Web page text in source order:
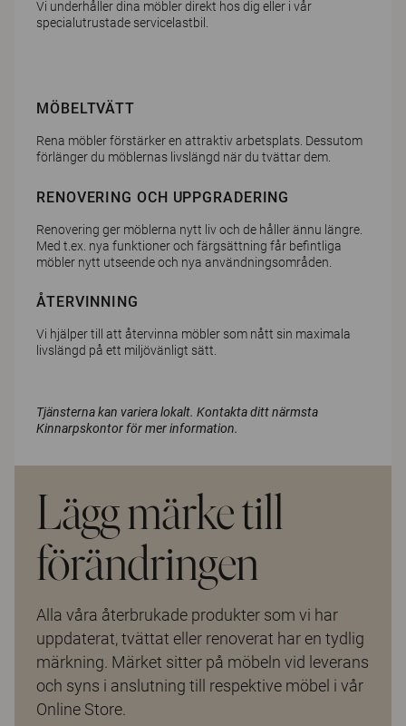
Vi underhåller dina möbler direkt hos dig eller i vår
specialutrustade servicelastbil.
MÖBELTVÄTT
Rena möbler förstärker en attraktiv arbetsplats. Dessutom
förlänger du möblernas livslängd när du tvättar dem.
RENOVERING OCH UPPGRADERING
Renovering ger möblerna nytt liv och de håller ännu längre.
Med t.ex. nya funktioner och färgsättning får befintliga
möbler nytt utseende och nya användningsområden.
ÅTERVINNING
Vi hjälper till att återvinna möbler som nått sin maximala
livslängd på ett miljövänligt sätt.
Tjänsterna kan variera lokalt. Kontakta ditt närmsta
Kinnarpskontor för mer information.
Lägg märke till
förändringen
Alla våra återbrukade produkter som vi har
uppdaterat, tvättat eller renoverat har en tydlig
märkning. Märket sitter på möbeln vid leverans
och syns i anslutning till respektive möbel i vår
Online Store.